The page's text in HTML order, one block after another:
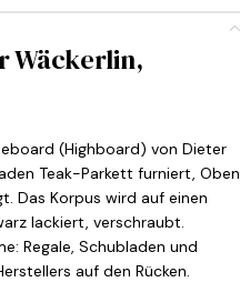
Wäckerlin,
(Highboard) von Dieter
Teak-Parkett furniert, Oben
Das Korpus wird auf einen
lackiert, verschraubt.
Regale, Schubladen und
auf den Rücken.